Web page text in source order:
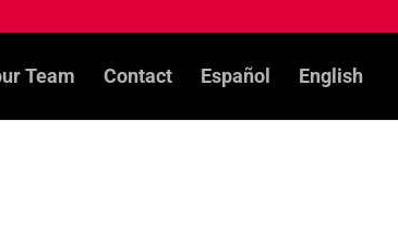
Team Contact Español English